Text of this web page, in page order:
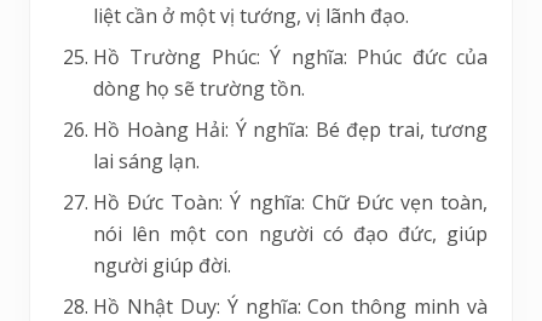
liệt cần ở một vị tướng, vị lãnh đạo.
Hồ Trường Phúc: Ý nghĩa: Phúc đức của
dòng họ sẽ trường tồn.
Hồ Hoàng Hải: Ý nghĩa: Bé đẹp trai, tương
lai sáng lạn.
Hồ Ðức Toàn: Ý nghĩa: Chữ Đức vẹn toàn,
nói lên một con người có đạo đức, giúp
người giúp đời.
Hồ Nhật Duy: Ý nghĩa: Con thông minh và